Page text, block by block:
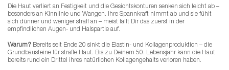
Die Haut verliert an Festigkeit und die Gesichtskonturen senken sich leicht ab –
besonders an Kinnlinie und Wangen. Ihre Spannkraft nimmt ab und sie fühlt
sich dünner und weniger straff an – meist fällt Dir das zuerst in der
empfindlichen Augen- und Halspartie auf.
Warum? Bereits seit Ende 20 sinkt die Elastin- und Kollagenproduktion – die
Grundbausteine für straffe Haut. Bis zu Deinem 50. Lebensjahr kann die Haut
bereits rund ein Drittel ihres natürlichen Kollagengehalts verloren haben.